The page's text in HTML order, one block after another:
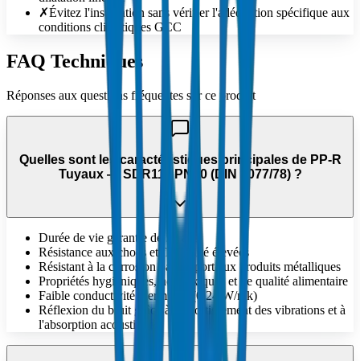
✗Évitez l'installation sans vérifier l'adéquation spécifique aux
conditions climatiques GCC
FAQ Techniques
Réponses aux questions fréquentes sur ce produit
Quelles sont les caractéristiques principales de PP-R
Tuyaux — SDR11 / PN10 (DIN 8077/78) ?
Durée de vie garantie de 50 ans
Résistance aux chocs et flexibilité élevées
Résistant à la corrosion par rapport aux produits métalliques
Propriétés hygiéniques, non toxiques et de qualité alimentaire
Faible conductivité thermique (0.24 W/mk)
Réflexion du bruit grâce à l'amortissement des vibrations et à
l'absorption acoustique